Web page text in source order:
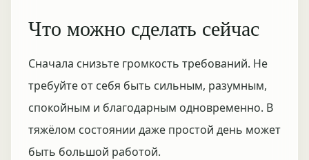
Что можно сделать сейчас
Сначала снизьте громкость требований. Не
требуйте от себя быть сильным, разумным,
спокойным и благодарным одновременно. В
тяжёлом состоянии даже простой день может
быть большой работой.